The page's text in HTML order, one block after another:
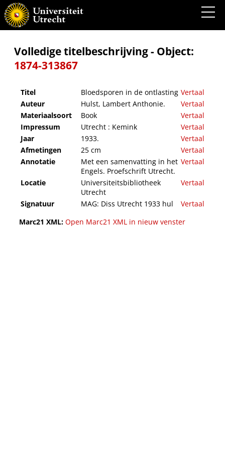
Bloedsporen in de ontlasting
Volledige titelbeschrijving - Object:
1874-313867
Titel Bloedsporen in de ontlasting Vertaal
Auteur
Hulst, Lambert Anthonie.
Vertaal
Materiaalsoort
Book
Vertaal
Impressum
Utrecht : Kemink
Vertaal
Jaar
1933.
Vertaal
Afmetingen
25 cm
Vertaal
Annotatie
Met een samenvatting in het
Engels. Proefschrift Utrecht.
Vertaal
Locatie
Universiteitsbibliotheek
Utrecht
Vertaal
Signatuur MAG: Diss Utrecht 1933 hul
Vertaal
Marc21 XML: Open Marc21 XML in nieuw venster